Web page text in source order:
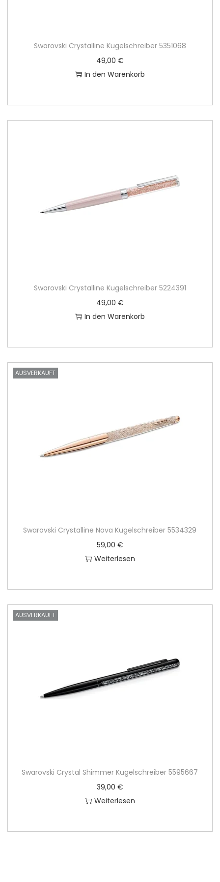
Swarovski Crystalline Kugelschreiber 5351068
49,00 €
In den Warenkorb
Swarovski Crystalline Kugelschreiber 5224391
49,00 €
In den Warenkorb
AUSVERKAUFT
Swarovski Crystalline Nova Kugelschreiber 5534329
59,00 €
Weiterlesen
AUSVERKAUFT
Swarovski Crystal Shimmer Kugelschreiber 5595667
39,00 €
Weiterlesen